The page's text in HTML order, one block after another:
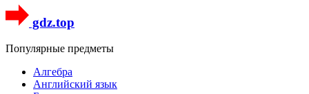
gdz.top
Популярные предметы
Алгебра
Английский язык